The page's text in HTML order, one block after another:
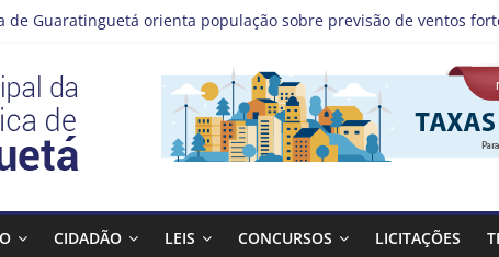
de Guaratinguetá orienta população sobre previsão de ventos
MIS | Programação de Agosto
(08), a Prefeitura de Guaratinguetá realiza mais uma edição do
Cata Bagulho atenderá o seguinte bairro neste sábado, (08)
CIDADÃO LEIS CONCURSOS LICITAÇÕES